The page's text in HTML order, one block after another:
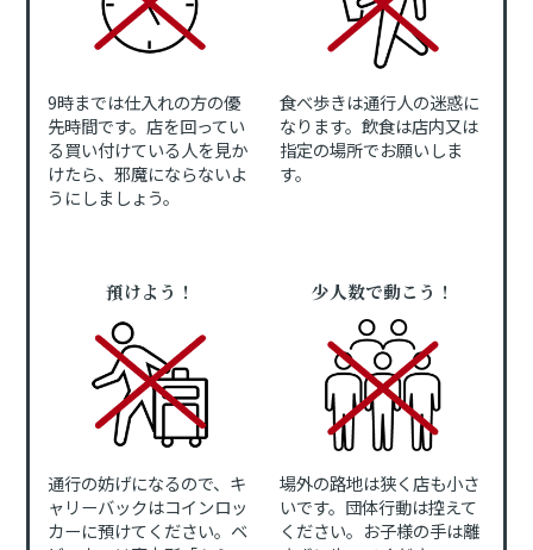
9時までは仕入れの方の優
先時間です。店を回ってい
る買い付けている人を見か
けたら、邪魔にならないよ
うにしましょう。
食べ歩きは通行人の迷惑に
なります。飲食は店内又は
指定の場所でお願いしま
す。
預けよう！
通行の妨げになるので、キ
ャリーバックはコインロッ
カーに預けてください。ベ
少人数で動こう！
場外の路地は狭く店も小さ
いです。団体行動は控えて
ください。お子様の手は離